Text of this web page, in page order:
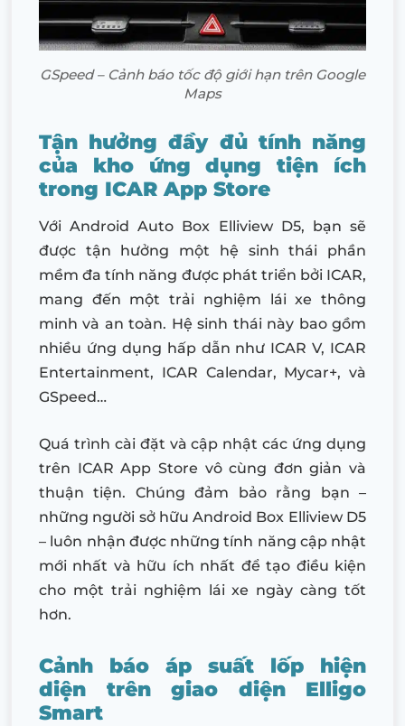
GSpeed – Cảnh báo tốc độ giới hạn trên Google
Maps
Tận hưởng đầy đủ tính năng
của kho ứng dụng tiện ích
trong ICAR App Store
Với Android Auto Box Elliview D5, bạn sẽ
được tận hưởng một hệ sinh thái phần
mềm đa tính năng được phát triển bởi ICAR,
mang đến một trải nghiệm lái xe thông
minh và an toàn. Hệ sinh thái này bao gồm
nhiều ứng dụng hấp dẫn như ICAR V, ICAR
Entertainment, ICAR Calendar, Mycar+, và
GSpeed…
Quá trình cài đặt và cập nhật các ứng dụng
trên ICAR App Store vô cùng đơn giản và
thuận tiện. Chúng đảm bảo rằng bạn –
những người sở hữu Android Box Elliview D5
– luôn nhận được những tính năng cập nhật
mới nhất và hữu ích nhất để tạo điều kiện
cho một trải nghiệm lái xe ngày càng tốt
hơn.
Cảnh báo áp suất lốp hiện
diện trên giao diện Elligo
Smart